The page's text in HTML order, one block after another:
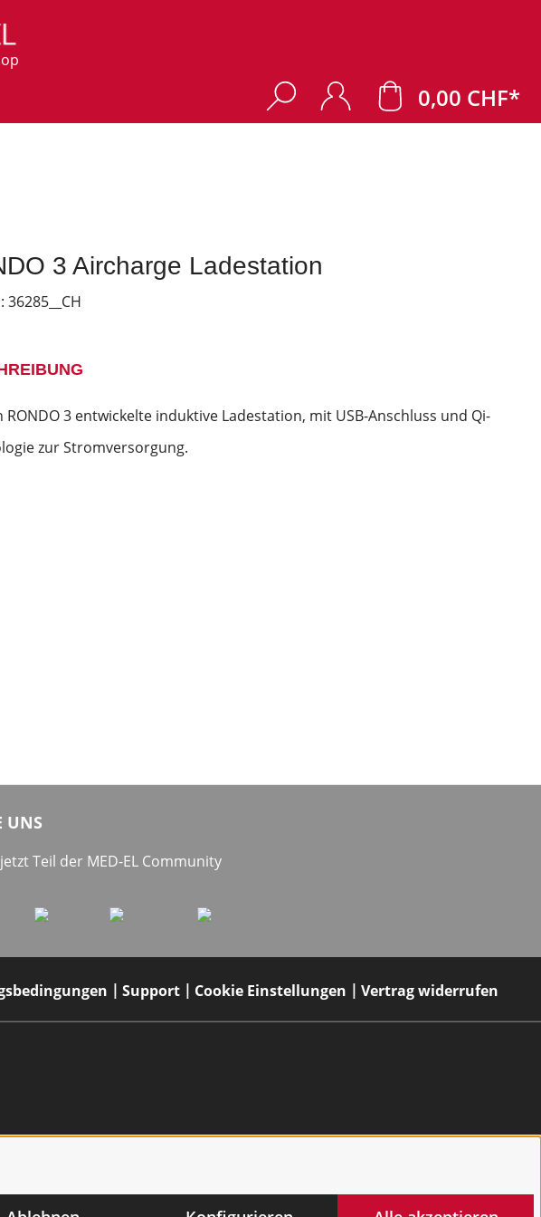
0,00 CHF*
3 Aircharge Ladestation
36285__CH
RONDO 3 entwickelte induktive Ladestation, mit USB-Anschluss und Qi-
zur Stromversorgung.
UNS
Teil der MED-EL Community
Support Cookie Einstellungen Vertrag widerrufen